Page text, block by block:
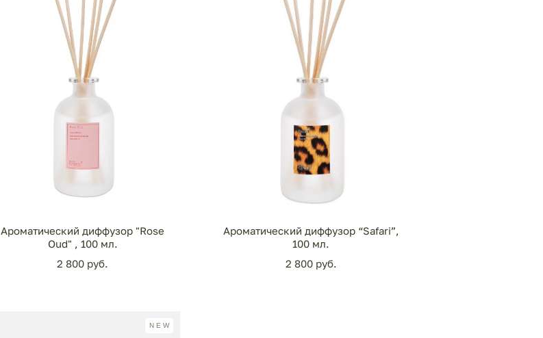
Ароматический диффузор "Rose
Oud" , 100 мл.
2 800 pуб.
Ароматический диффузор “Safari”,
100 мл.
2 800 pуб.
NEW